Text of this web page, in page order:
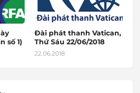
số 1)
Đài phát thanh Vatican,
Thứ Sáu 22/06/2018
22.06.2018